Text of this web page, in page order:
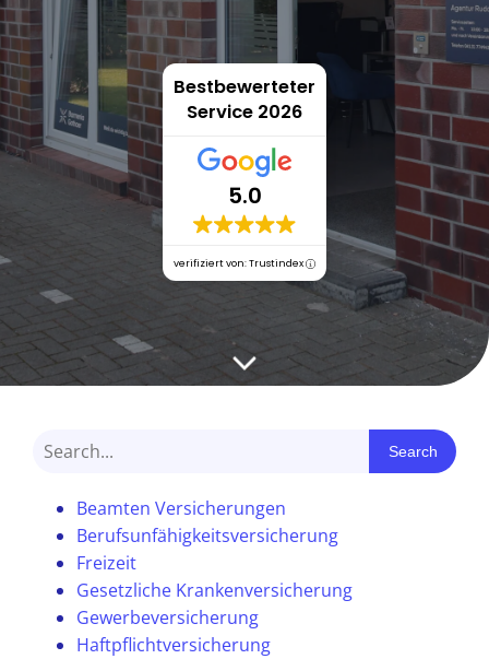
Bestbewerteter
Service 2026
5.0
verifiziert von: Trustindex
Search
Beamten Versicherungen
Berufsunfähigkeitsversicherung
Freizeit
Gesetzliche Krankenversicherung
Gewerbeversicherung
Haftpflichtversicherung